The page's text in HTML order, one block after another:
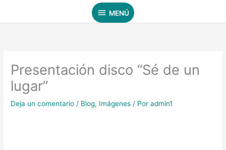
MENÚ
Presentación disco “Sé de un
lugar”
Deja un comentario / Blog, Imágenes / Poradmin1